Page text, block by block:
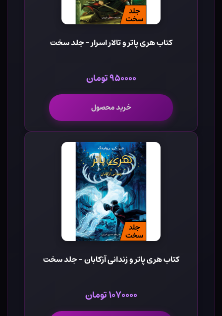
کتاب هری پاتر و تالار اسرار - جلد سخت
۹۵۰۰۰۰ تومان
خرید محصول
کتاب هری پاتر و زندانی آزکابان - جلد سخت
۱۰۷۰۰۰۰ تومان